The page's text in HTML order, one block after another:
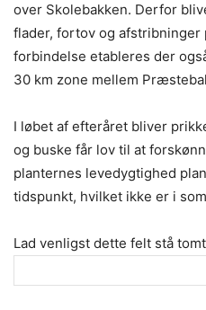
over Skolebakken. Derfor
flader, fortov og afstribninger
forbindelse etableres der
30 km zone mellem
I løbet af efteråret bliver
og buske får lov til at
planternes levedygtighed
tidspunkt, hvilket ikke er i
Lad venligst dette felt stå